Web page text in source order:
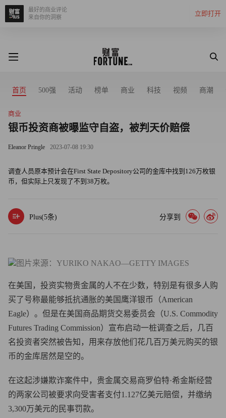
立即打开
最好的商业评论
来自你的洞察
首页 500强 活动 榜单 商业 科技 视频 商潮
商业
银币投资商被曝监守自盗，被判天价赔偿
Eleanor Pringle 2023-07-08 19:30
调查人员原本预计会在First State Depository公司的金库中找到126万枚银
币，但实际上只发现了不到38万枚。
Plus(5条) 分享到
图片来源：YURIKO NAKAO—GETTY IMAGES
在美国，投资实物贵金属的人不在少数，特别是有很多人购
买了号称最能够抵抗通胀的美国鹰洋银币（American
Eagle）。但是在美国商品期货交易委员会（U.S. Commodity
Futures Trading Commission）宣布启动一桩调查之后，几百
名投资者突然被告知，用来存放他们花几百万美元购买的银
币的金库居然是空的。
在这起涉嫌欺诈案件中，贵金属交易商罗伯特·希金斯经营
的两家公司被要求向受害者支付1.127亿美元赔偿，并缴纳
3,300万美元的民事罚款。